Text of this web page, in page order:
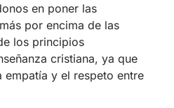
en poner las
por encima de las
los principios
cristiana, ya que
empatía y el respeto entre